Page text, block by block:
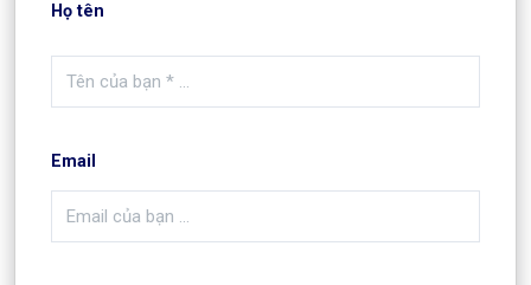
Họ tên
Email